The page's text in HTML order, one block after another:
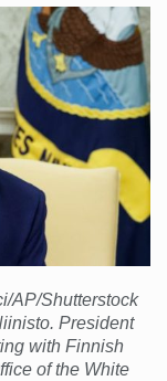
Segundo as autoridades canadianas, mais de 200 incêndios florestais continuam…
De acordo com as autoridades de saúde da Faixa de…
A polícia moçambicana anunciou a detenção de mais um suspeito…
Cover photo suggestion (in English): A police officer outside a…
AP/Shutterstock
President
with Finnish
of the White